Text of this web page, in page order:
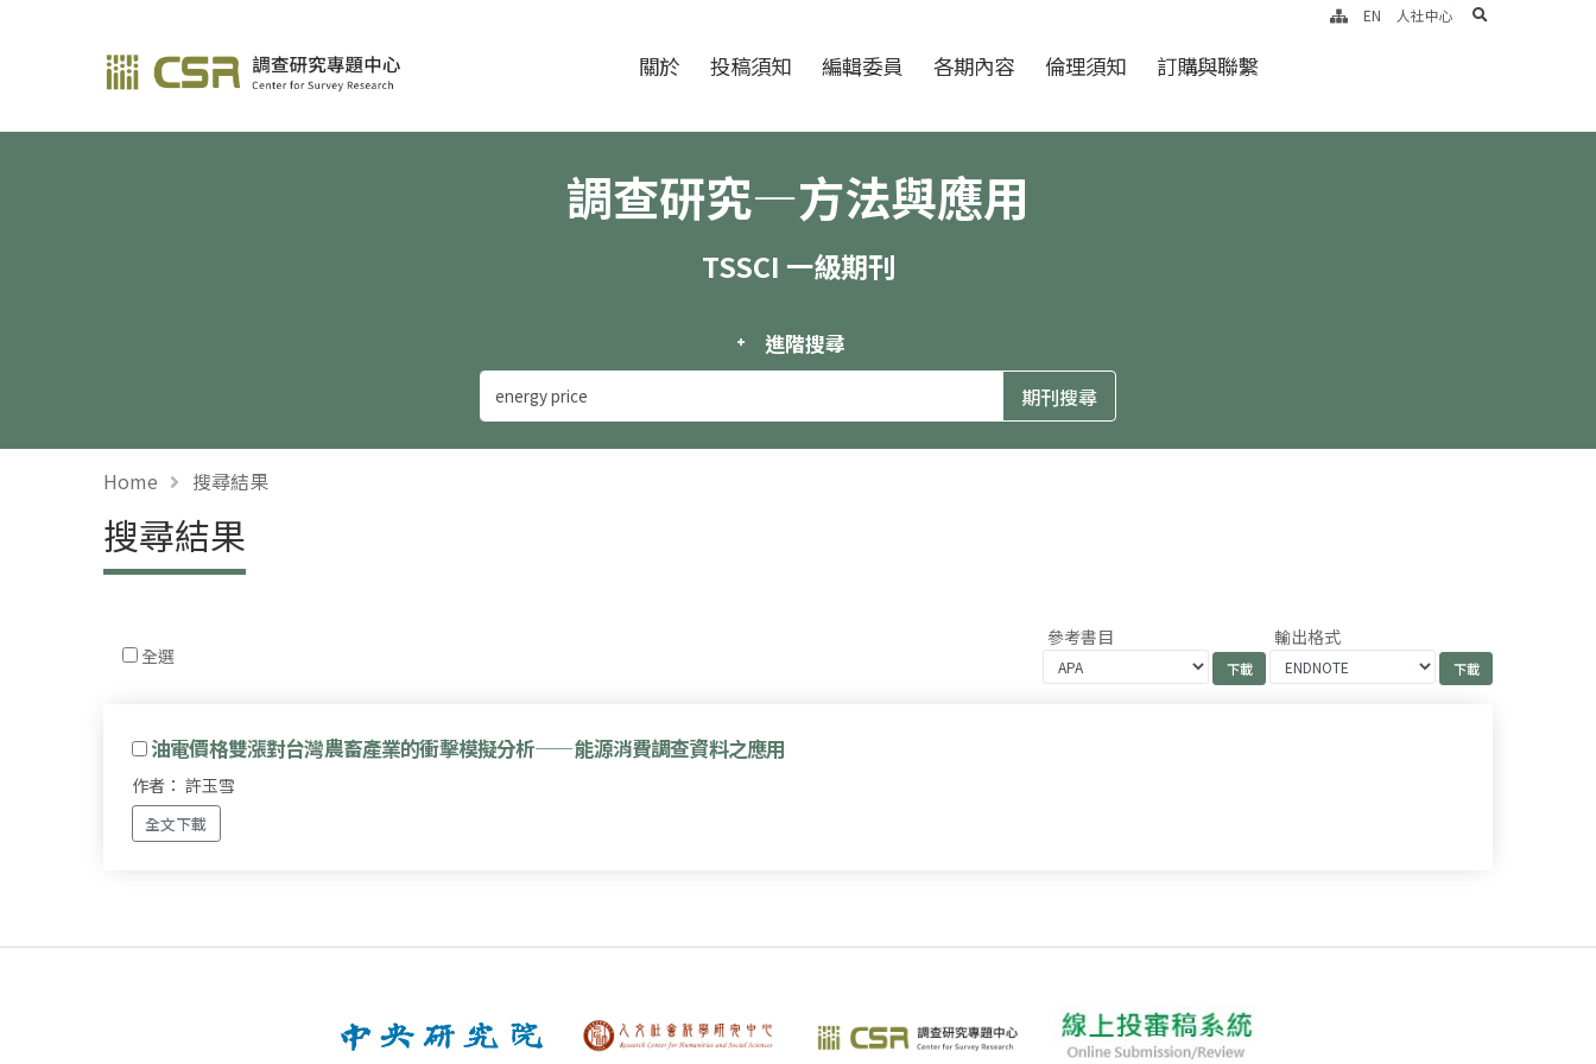
調查研究—方法與應用期刊 關於 投稿須知 編輯委員 各期內容 倫理須知 訂購與聯繫
EN 人社中心 search
調查研究—方法與應用
TSSCI 一級期刊
進階搜尋
Home 搜尋結果
搜尋結果
全選
參考書目 輸出格式
油電價格雙漲對台灣農畜產業的衝擊模擬分析——能源消費調查資料之應用
作者： 許玉雪
全文下載